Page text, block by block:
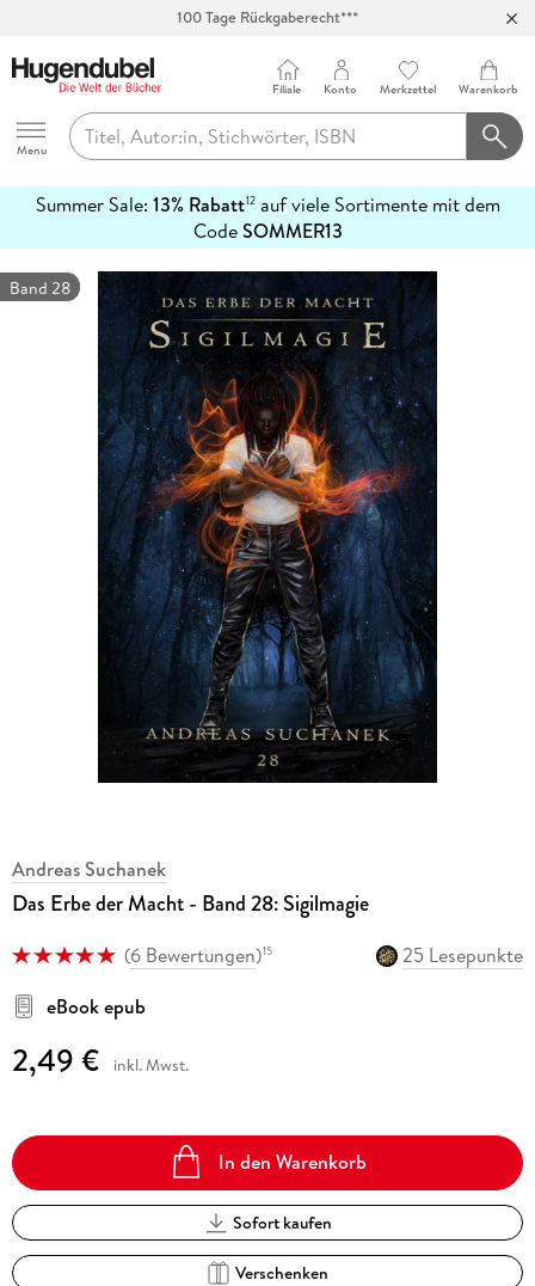
Hugendubel
Menu
Filiale Konto Merkzettel Warenkorb
Summer Sale: 13% Rabatt12auf viele Sortimente mit dem
CodeSOMMER13
erfahren
Band 28
Andreas Suchanek
Das Erbe der Macht - Band 28: Sigilmagie
(6 Bewertungen)15
25 Lesepunkte
eBook epub
2,49 € inkl. Mwst.
In den Warenkorb
Sofort kaufen
Verschenken